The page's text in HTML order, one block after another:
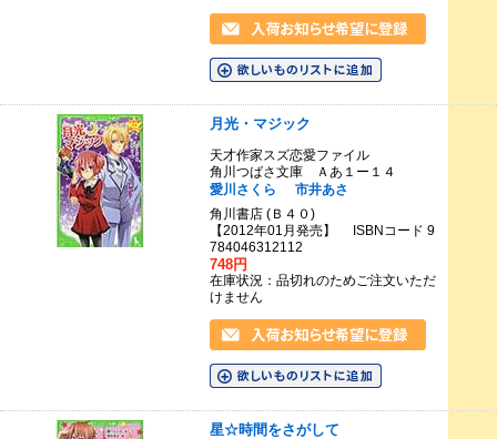
月光・マジック
天才作家スズ恋愛ファイル
角川つばさ文庫 Ａあ１ー１４
愛川さくら
市井あさ
角川書店 (Ｂ４０)
【2012年01月発売】 ISBNコード 9
784046312112
748円
在庫状況：品切れのためご注文いただ
けません
星☆時間をさがして